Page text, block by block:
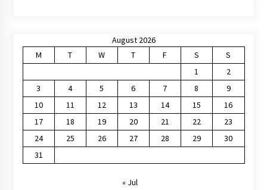
August 2026
M
T W T F S
S
1
2
3
4 5 6 7 8
9
10
11 12 13 14 15
16
17
18 19 20 21 22
23
24
25 26 27 28 29
30
31
« Jul